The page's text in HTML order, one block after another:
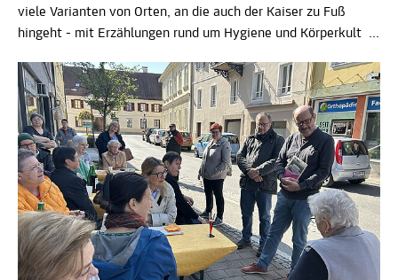
viele Varianten von Orten, an die auch der Kaiser zu Fuß
hingeht - mit Erzählungen rund um Hygiene und Körperkult ...